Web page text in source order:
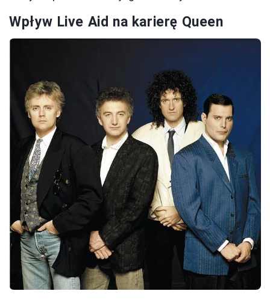
Wpływ Live Aid na karierę Queen